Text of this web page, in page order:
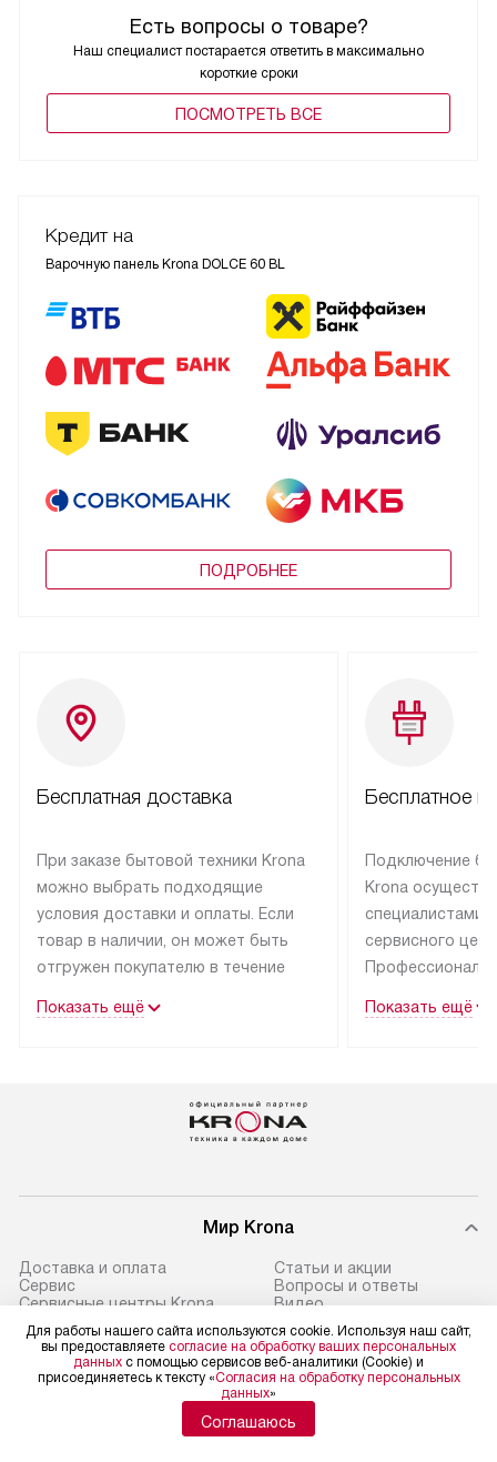
Есть вопросы о товаре?
Наш специалист постарается ответить в максимально
короткие сроки
ПОCМОТРЕТЬ ВСЕ
Кредит на
Варочную панель Krona DOLCE 60 BL
ПОДРОБНЕЕ
Бесплатная доставка
При заказе бытовой техники Krona
можно выбрать подходящие
условия доставки и оплаты. Если
товар в наличии, он может быть
отгружен покупателю в течение
оплачивается дополнительно.
Возможна доставка товаров
Показать ещё
Бесплатное
Подключение
Krona
специалистами
сервисного
эксплуатации
Показать ещё
Мир Krona
Доставка и оплата
Сервис
Сервисные центры Krona
Ремонт
Подборщик вытяжек
Статьи и акции
Вопросы и ответы
Видео
Контакты
Для работы нашего сайта используются cookie. Используя наш сайт,
вы предоставляете согласие на обработку ваших персональных
данных с помощью сервисов веб-аналитики (Cookie) и
присоединяетесь к тексту «Согласия на обработку персональных
данных»
Соглашаюсь